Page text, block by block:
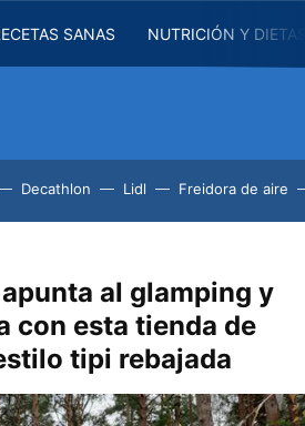
SANAS NUTRICIÓN Y
Decathlon Lidl Freidora de aire
al glamping y
con esta tienda de
tipi rebajada